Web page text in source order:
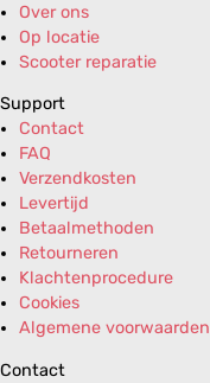
Over ons
Op locatie
Scooter reparatie
Support
Contact
FAQ
Verzendkosten
Levertijd
Betaalmethoden
Retourneren
Klachtenprocedure
Cookies
Algemene voorwaarden
Contact